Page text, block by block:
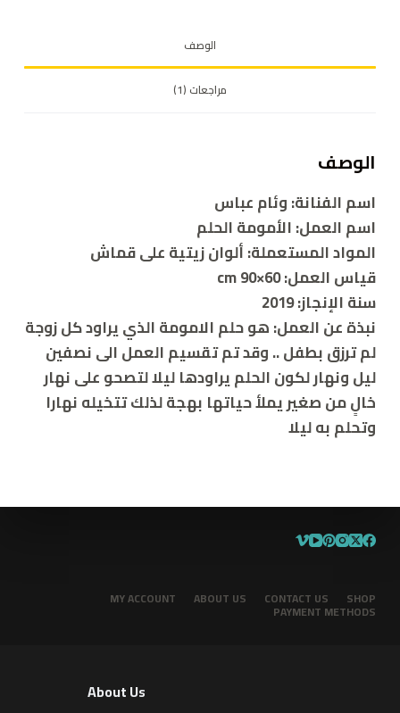
الوصف
مراجعات (1)
الوصف
اسم الفنانة: وئام عباس
اسم العمل: الأمومة الحلم
المواد المستعملة: ألوان زيتية على قماش
قياس العمل: 60×90 cm
سنة الإنجاز: 2019
نبذة عن العمل: هو حلم الامومة الذي يراود كل زوجة
لم ترزق بطفل .. وقد تم تقسيم العمل الى نصفين
ليل ونهار لكون الحلم يراودها ليلا لتصحو على نهار
خالٍ من صغير يملأ حياتها بهجة لذلك تتخيله نهارا
وتحلم به ليلا
SHOP
CONTACT US
ABOUT US
MY ACCOUNT
PAYMENT METHODS
About Us